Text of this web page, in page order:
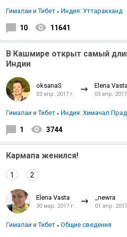
Гималаи и Тибет Индия: Уттаракханд
10 11641
В Кашмире открыт самый
Индии
oksanaS
03 апр. 2017 г.
Elena Vasta
03 апр. 2017
Гималаи и Тибет Индия: Химачал
1 3744
Кармапа женился!
1 2
Elena Vasta
30 мар. 2017 г.
_newra
01 апр. 2017
Гималаи и Тибет Общие сведения